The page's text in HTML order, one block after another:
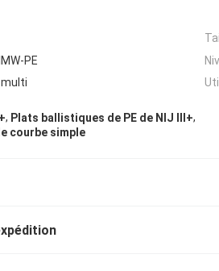
PE
, Plats ballistiques de PE de NIJ III+,
courbe simple